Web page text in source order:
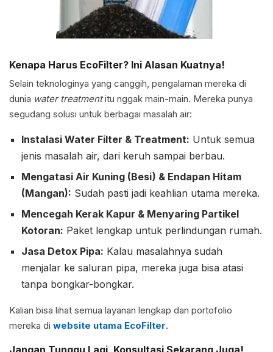
Kenapa Harus EcoFilter? Ini Alasan Kuatnya!
Selain teknologinya yang canggih, pengalaman mereka di
dunia water treatmentitu nggak main-main. Mereka punya
segudang solusi untuk berbagai masalah air:
Instalasi Water Filter & Treatment: Untuk semua
jenis masalah air, dari keruh sampai berbau.
Mengatasi Air Kuning (Besi) & Endapan Hitam
(Mangan): Sudah pasti jadi keahlian utama mereka.
Mencegah Kerak Kapur & Menyaring Partikel
Kotoran: Paket lengkap untuk perlindungan rumah.
Jasa Detox Pipa: Kalau masalahnya sudah
menjalar ke saluran pipa, mereka juga bisa atasi
tanpa bongkar-bongkar.
Kalian bisa lihat semua layanan lengkap dan portofolio
mereka di website utama EcoFilter.